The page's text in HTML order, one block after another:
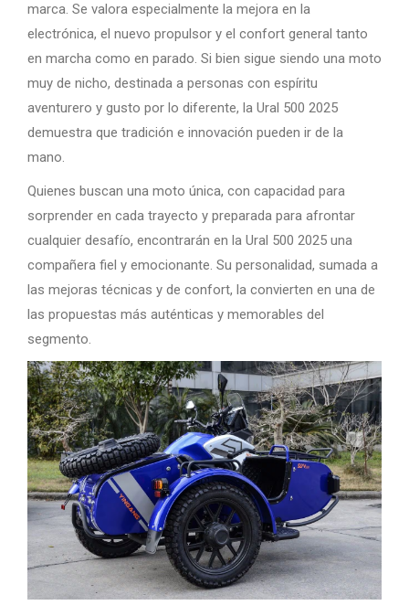
marca. Se valora especialmente la mejora en la
electrónica, el nuevo propulsor y el confort general tanto
en marcha como en parado. Si bien sigue siendo una moto
muy de nicho, destinada a personas con espíritu
aventurero y gusto por lo diferente, la Ural 500 2025
demuestra que tradición e innovación pueden ir de la
mano.
Quienes buscan una moto única, con capacidad para
sorprender en cada trayecto y preparada para afrontar
cualquier desafío, encontrarán en la Ural 500 2025 una
compañera fiel y emocionante. Su personalidad, sumada a
las mejoras técnicas y de confort, la convierten en una de
las propuestas más auténticas y memorables del
segmento.